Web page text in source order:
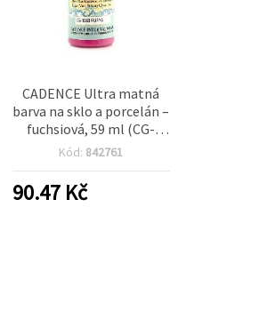
CADENCE Ultra matná
barva na sklo a porcelán –
fuchsiová, 59 ml (CG-
1369) pro skleněné a
Kód: 842761
90.47Kč